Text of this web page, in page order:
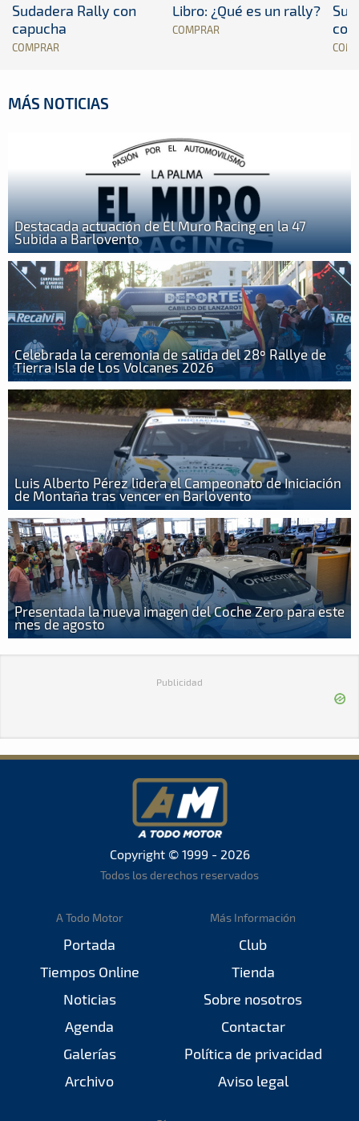
Sudadera Rally con
capucha
COMPRAR
Libro: ¿Qué es un rally?
COMPRAR
MÁS NOTICIAS
Destacada actuación de El Muro Racing en la 47
Subida a Barlovento
Celebrada la ceremonia de salida del 28º Rallye de
Tierra Isla de Los Volcanes 2026
Luis Alberto Pérez lidera el Campeonato de Iniciación
de Montaña tras vencer en Barlovento
Presentada la nueva imagen del Coche Zero para este
mes de agosto
Publicidad
Copyright © 1999 - 2026
Todos los derechos reservados
A Todo Motor
Portada
Tiempos Online
Noticias
Agenda
Galerías
Archivo
Más Información
Club
Tienda
Sobre nosotros
Contactar
Política de privacidad
Aviso legal